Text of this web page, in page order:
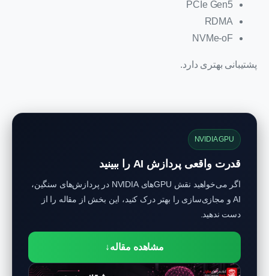
PCIe Gen5
RDMA
NVMe-oF
پشتیبانی بهتری دارد.
NVIDIA GPU
قدرت واقعی پردازش AI را ببینید
اگر می‌خواهید نقش GPUهای NVIDIA در پردازش‌های سنگین،
AI و مجازی‌سازی را بهتر درک کنید، این بخش از مقاله را از
دست ندهید.
مشاهده مقاله↓